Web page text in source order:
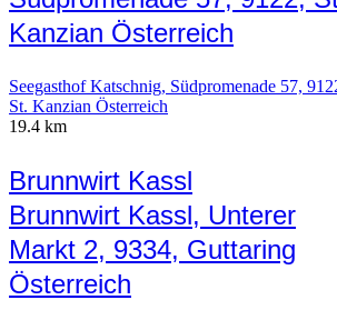
Kanzian Österreich
Seegasthof Katschnig, Südpromenade 57,
St. Kanzian Österreich
19.4 km
Brunnwirt Kassl
Brunnwirt Kassl, Unterer
Markt 2, 9334, Guttaring
Österreich